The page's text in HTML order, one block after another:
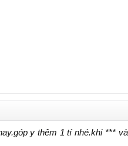
y thêm 1 tí nhé.khi ***